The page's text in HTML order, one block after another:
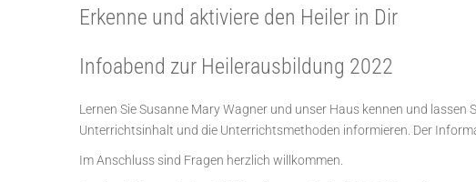
Erkenne und aktiviere den Heiler in Dir
Infoabend zur Heilerausbildung 2022
Lernen Sie Susanne Mary Wagner und unser Haus kennen und
Unterrichtsinhalt und die Unterrichtsmethoden informieren. Der
Im Anschluss sind Fragen herzlich willkommen.